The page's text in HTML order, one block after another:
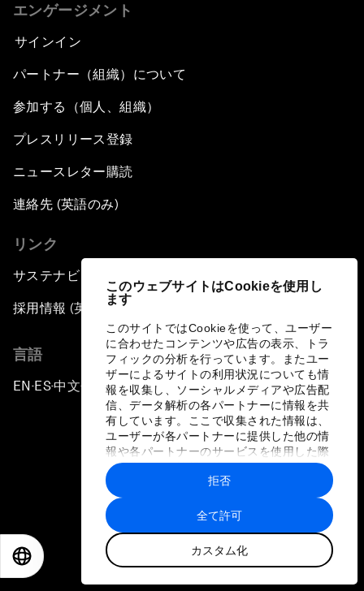
このウェブサイトはCookieを使用し
ます
このサイトではCookieを使って、ユーザー
に合わせたコンテンツや広告の表示、トラ
フィックの分析を行っています。またユー
ザーによるサイトの利用状況についても情
報を収集し、ソーシャルメディアや広告配
信、データ解析の各パートナーに情報を共
有しています。ここで収集された情報は、
ユーザーが各パートナーに提供した他の情
報や各パートナーのサービスを使用した際
に収集された情報と組み合わされ、各パー
トナーによって使用されることがありま
す。
全て許可
カスタム化
拒否
エンゲージメント
サインイン
パートナー（組織）について
参加する（個人、組織）
プレスリリース登録
ニュースレター購読
連絡先 (英語のみ)
リンク
サステナビリティへの取り組み
採用情報 (英語のみ)
言語
EN ▪ES▪中文▪ 日本語
プライバシーポリシーと利用規約
サイトマップ
©
世界経済フォーラム